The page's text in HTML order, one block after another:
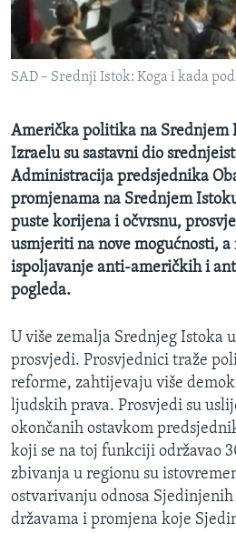
MAGAZIN
O GLASU AMERIKE
PRATITE NAS
Jezici
SAD – Srednji Istok: Koga i kada
Američka politika na Srednjem
Izraelu su sastavni dio
Administracija predsjednika
promjenama na Srednjem
puste korijena i očvrsnu,
usmjeriti na nove mogućnosti,
ispoljavanje anti-američkih i
pogleda.
U više zemalja Srednjeg Istoka
prosvjedi. Prosvjednici traže
reforme, zahtijevaju više
ljudskih prava. Prosvjedi su
okončanih ostavkom
koji se na toj funkciji održavao
zbivanja u regionu su
ostvarivanju odnosa Sjedinjenih
državama i promjena koje